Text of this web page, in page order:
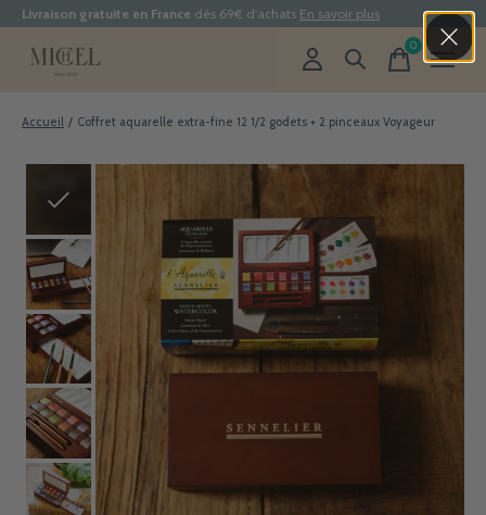
Livraison gratuite en France dès 69€ d'achats En savoir plus
0items
Accueil / Coffret aquarelle extra-fine 12 1/2 godets + 2 pinceaux Voyageur